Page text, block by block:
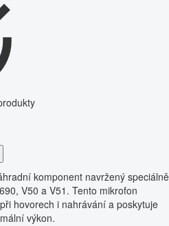
komponent navržený speciálně
V50 a V51. Tento mikrofon
hovorech i nahrávání a poskytuje
výkon.